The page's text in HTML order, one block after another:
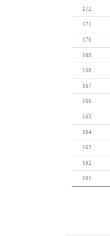
172
171
170
169
168
167
166
165
164
163
162
161